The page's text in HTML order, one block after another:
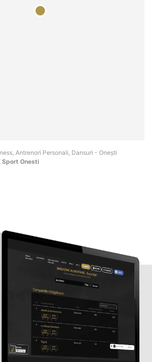
Antrenori Personali, Dansuri - Oneşti
Sport Onesti